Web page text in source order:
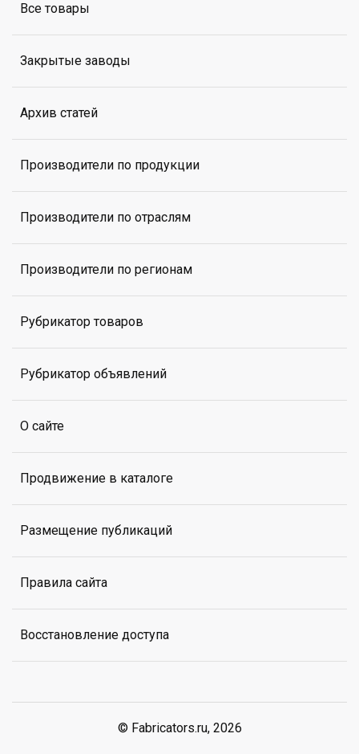
Все товары
Закрытые заводы
Архив статей
Производители по продукции
Производители по отраслям
Производители по регионам
Рубрикатор товаров
Рубрикатор объявлений
О сайте
Продвижение в каталоге
Размещение публикаций
Правила сайта
Восстановление доступа
© Fabricators.ru, 2026